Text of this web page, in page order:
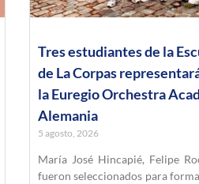
Tres estudiantes de la
de La Corpas
la Euregio Orchestra
Alemania
5 agosto, 2026
María José Hincapié, Felipe
fueron seleccionados para